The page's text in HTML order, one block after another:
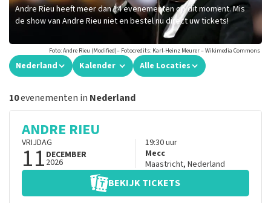
Andre Rieu heeft meer dan 14 evenementen op dit moment. Mis
de show van Andre Rieu niet en bestel nu direct uw tickets!
Foto: Andre Rieu (Modified)– Fotocredits: Karl-Heinz Meurer – Wikimedia Commons
Nederland Kalender Alle Locaties
10evenementen in Nederland
ANDRE RIEU
VRIJDAG
11 DECEMBER
2026
19:30uur
Mecc
Maastricht, Nederland
BEKIJK TICKETS